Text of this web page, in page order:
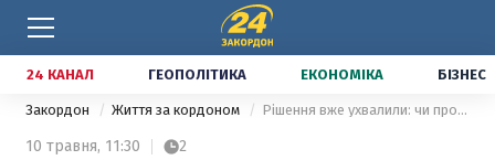
24 КАНАЛ ГЕОПОЛІТИКА ЕКОНОМІКА БІЗНЕС
Закордон Життя за кордоном Рішення вже ухвалили: чи продовжить ЄС статус тимчасового захисту для українців
10 травня, 11:30 2